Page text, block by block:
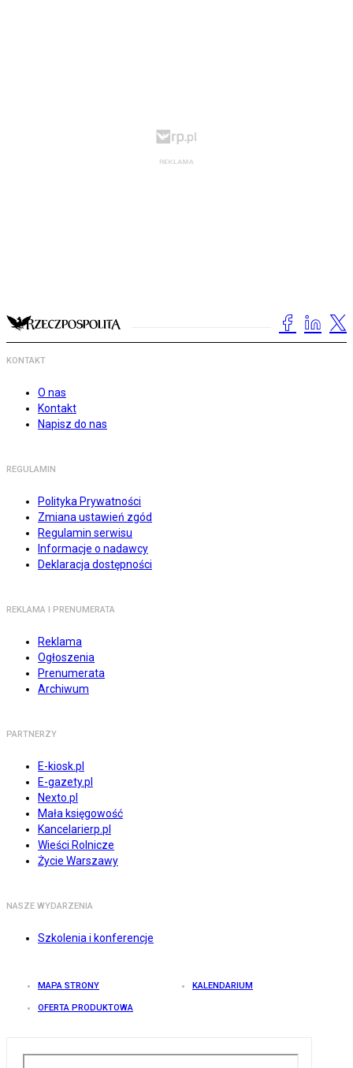
KONTAKT
O nas
Kontakt
Napisz do nas
REGULAMIN
Polityka Prywatności
Zmiana ustawień zgód
Regulamin serwisu
Informacje o nadawcy
Deklaracja dostępności
REKLAMA I PRENUMERATA
Reklama
Ogłoszenia
Prenumerata
Archiwum
PARTNERZY
E-kiosk.pl
E-gazety.pl
Nexto.pl
Mała księgowość
Kancelarierp.pl
Wieści Rolnicze
Życie Warszawy
NASZE WYDARZENIA
Szkolenia i konferencje
MAPA STRONY KALENDARIUM
OFERTA PRODUKTOWA